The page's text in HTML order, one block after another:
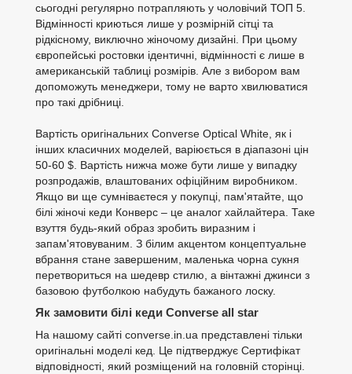
сьогодні регулярно потрапляють у чоловічий ТОП 5.
Відмінності криються лише у розмірній сітці та
рідкісному, виключно жіночому дизайні. При цьому
європейські ростовки ідентичні, відмінності є лише в
американській таблиці розмірів. Але з вибором вам
допоможуть менеджери, тому не варто хвилюватися
про такі дрібниці.
Вартість оригінальних Converse Optical White, як і
інших класичних моделей, варіюється в діапазоні цін
50-60 $. Вартість нижча може бути лише у випадку
розпродажів, влаштованих офіційним виробником.
Якщо ви ще сумніваєтеся у покупці, пам'ятайте, що
білі жіночі кеди Конверс – це аналог хайлайтера. Таке
взуття будь-який образ зробить виразним і
запам'ятовуваним. З білим акцентом концептуальне
вбрання стане завершеним, маленька чорна сукня
перетвориться на шедевр стилю, а вінтажні джинси з
базовою футболкою набудуть бажаного лоску.
Як замовити білі кеди Converse all star
На нашому сайті converse.in.ua представлені тільки
оригінальні моделі кед. Це підтверджує Сертифікат
відповідності, який розміщений на головній сторінці.